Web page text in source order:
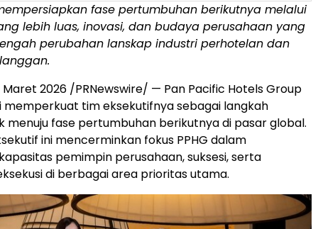
fase pertumbuhan berikutnya melalui
lebih luas, inovasi, dan budaya perusahaan yang
perubahan lanskap industri perhotelan dan
Maret 2026 /PRNewswire/ — Pan Pacific Hotels Group
memperkuat tim eksekutifnya sebagai langkah
menuju fase pertumbuhan berikutnya di pasar global.
ini mencerminkan fokus PPHG dalam
pemimpin perusahaan, suksesi, serta
di berbagai area prioritas utama.